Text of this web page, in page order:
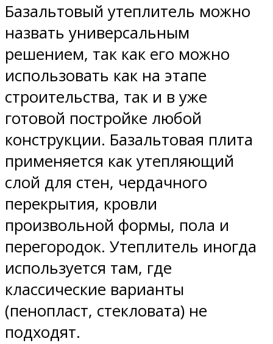
Базальтовый утеплитель можно
назвать универсальным
решением, так как его можно
использовать как на этапе
строительства, так и в уже
готовой постройке любой
конструкции. Базальтовая плита
применяется как утепляющий
слой для стен, чердачного
перекрытия, кровли
произвольной формы, пола и
перегородок. Утеплитель иногда
используется там, где
классические варианты
(пенопласт, стекловата) не
подходят.